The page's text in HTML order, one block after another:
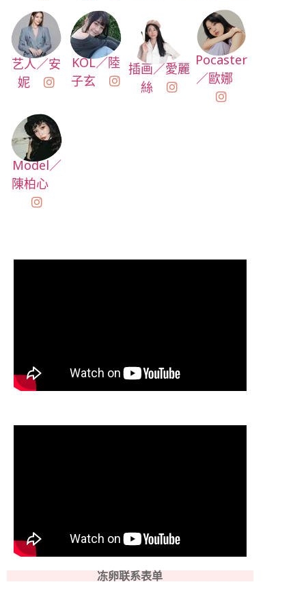
艺人／安
妮
KOL／陸
子玄
插画／愛麗
絲
Pocaster
／歐娜
Model／
陳柏心
冻卵联系表单